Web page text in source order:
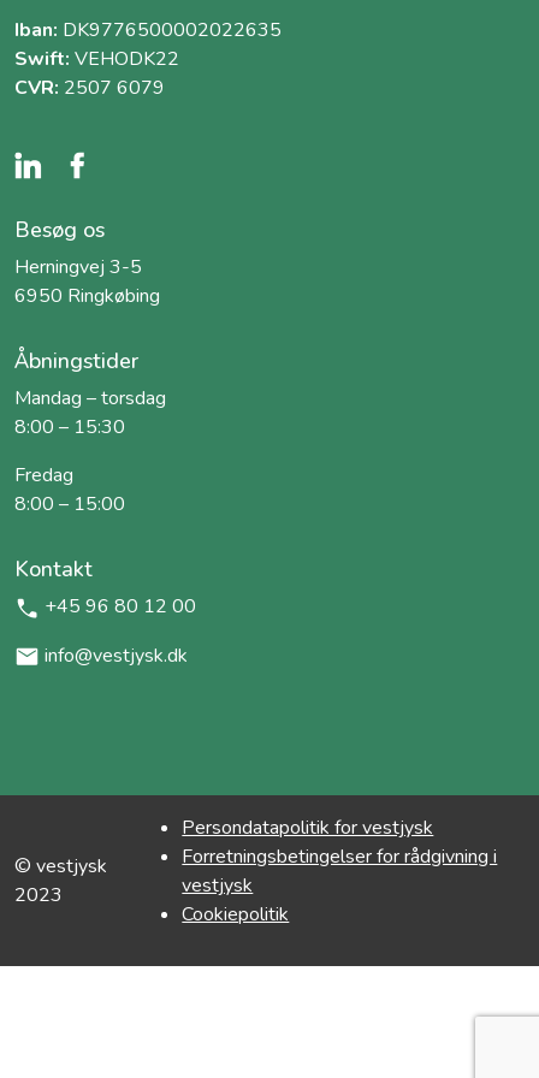
Iban: DK9776500002022635
Swift: VEHODK22
CVR: 2507 6079
Besøg os
Herningvej 3-5
6950 Ringkøbing
Åbningstider
Mandag – torsdag
8:00 – 15:30
Fredag
8:00 – 15:00
Kontakt
+45 96 80 12 00
info@vestjysk.dk
© vestjysk
2023
Persondatapolitik for vestjysk
Forretningsbetingelser for rådgivning i
vestjysk
Cookiepolitik